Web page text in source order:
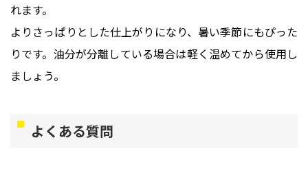
れます。
よりさっぱりとした仕上がりになり、暑い季節にもぴった
りです。油分が分離している場合は軽く温めてから使用し
ましょう。
よくある質問